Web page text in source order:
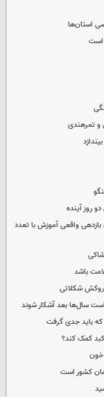
استان‌ها
است
و تمرهندی
روز آینده
واقعی آموزش با تعدد
روکش شکلاتی
سال‌ها بعد آشکار شوند
کمک کند؟
خون
کشور است